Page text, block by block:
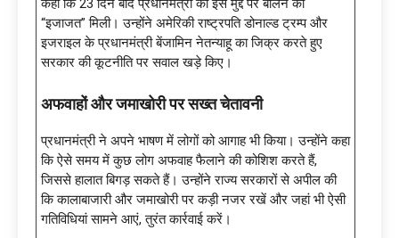
कहा कि 23 दिन बाद प्रधानमंत्री को इस मुद्दे पर बोलने की
“इजाजत” मिली। उन्होंने अमेरिकी राष्ट्रपति डोनाल्ड ट्रम्प और
इजराइल के प्रधानमंत्री बेंजामिन नेतन्याहू का जिक्र करते हुए
सरकार की कूटनीति पर सवाल खड़े किए।
अफवाहों और जमाखोरी पर सख्त चेतावनी
प्रधानमंत्री ने अपने भाषण में लोगों को आगाह भी किया। उन्होंने कहा
कि ऐसे समय में कुछ लोग अफवाह फैलाने की कोशिश करते हैं,
जिससे हालात बिगड़ सकते हैं। उन्होंने राज्य सरकारों से अपील की
कि कालाबाजारी और जमाखोरी पर कड़ी नजर रखें और जहां भी ऐसी
गतिविधियां सामने आएं, तुरंत कार्रवाई करें।